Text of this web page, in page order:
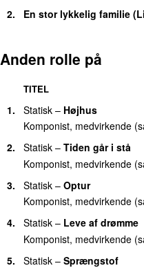
2.
En stor lykkelig familie
Anden rolle på
TITEL
1. Statisk – Højhus
Komponist, medvirkende
2.
Statisk – Tiden går i stå
Komponist, medvirkende
3.
Statisk – Optur
Komponist, medvirkende
4.
Statisk – Leve af drømme
Komponist, medvirkende
5.
Statisk – Sprængstof